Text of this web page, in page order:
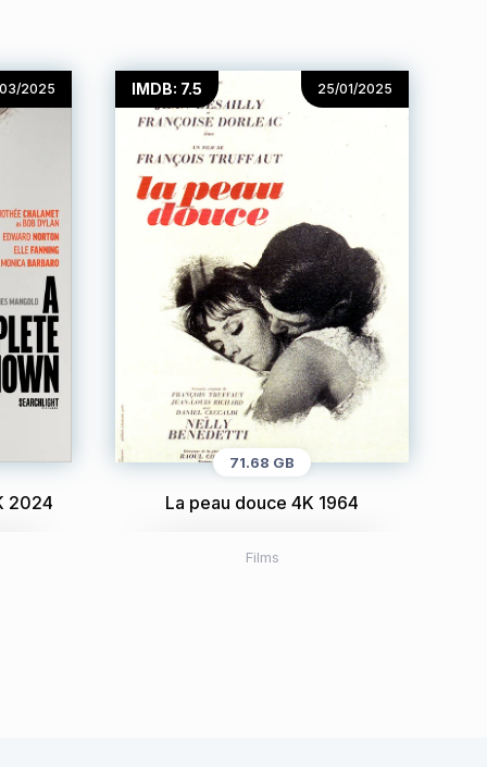
2025
2024
IMDB: 7.5 25/01/2025
71.68 GB
La peau douce 4K 1964
Films